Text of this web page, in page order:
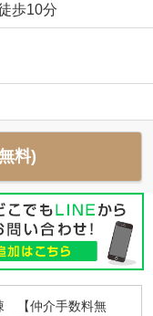
歩10分
料)
【仲介手数料無